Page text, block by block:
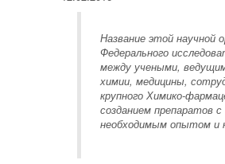
Название этой научной
Федерального
между учеными,
химии, медицины,
крупного Химико-
созданием
необходимым опытом и